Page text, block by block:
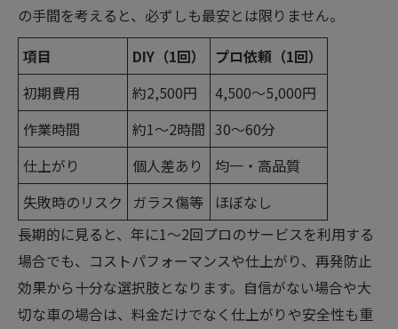
の手間を考えると、必ずしも最安とは限りません。
項目
DIY（1回）
プロ依頼（1回）
初期費用
約2,500円
4,500〜5,000円
作業時間
約1〜2時間 30〜60分
仕上がり
個人差あり
均一・高品質
失敗時のリスク
ガラス傷等
ほぼなし
長期的に見ると、年に1〜2回プロのサービスを利用する
場合でも、コストパフォーマンスや仕上がり、再発防止
効果から十分な選択肢となります。自信がない場合や大
切な車の場合は、料金だけでなく仕上がりや安全性も重